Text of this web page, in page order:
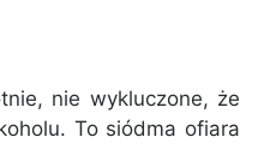
nie wykluczone, że
To siódma ofiara